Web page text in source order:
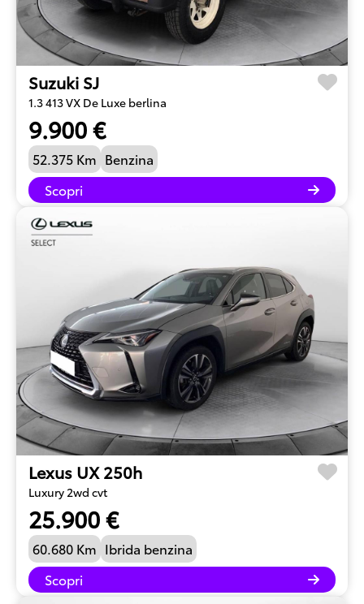
Suzuki SJ
1.3 413 VX De Luxe berlina
9.900 €
52.375 Km Benzina
Scopri
Lexus UX 250h
Luxury 2wd cvt
25.900 €
60.680 Km Ibrida benzina
Scopri